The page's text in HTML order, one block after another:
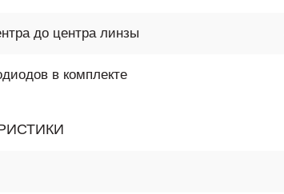
до центра линзы
в комплекте